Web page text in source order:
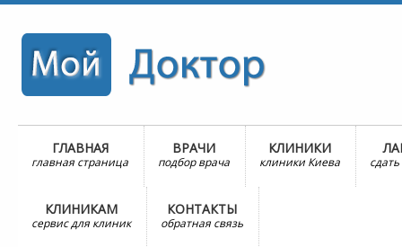
ГЛАВНАЯ
главная страница
ВРАЧИ
подбор врача
КЛИНИКИ
клиники Киева
КЛИНИКАМ
сервис для клиник
КОНТАКТЫ
обратная связь